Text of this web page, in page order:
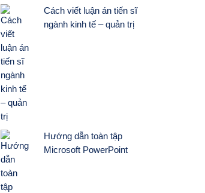
Cách viết luận án tiến sĩ
ngành kinh tế – quản trị
Hướng dẫn toàn tập
Microsoft PowerPoint